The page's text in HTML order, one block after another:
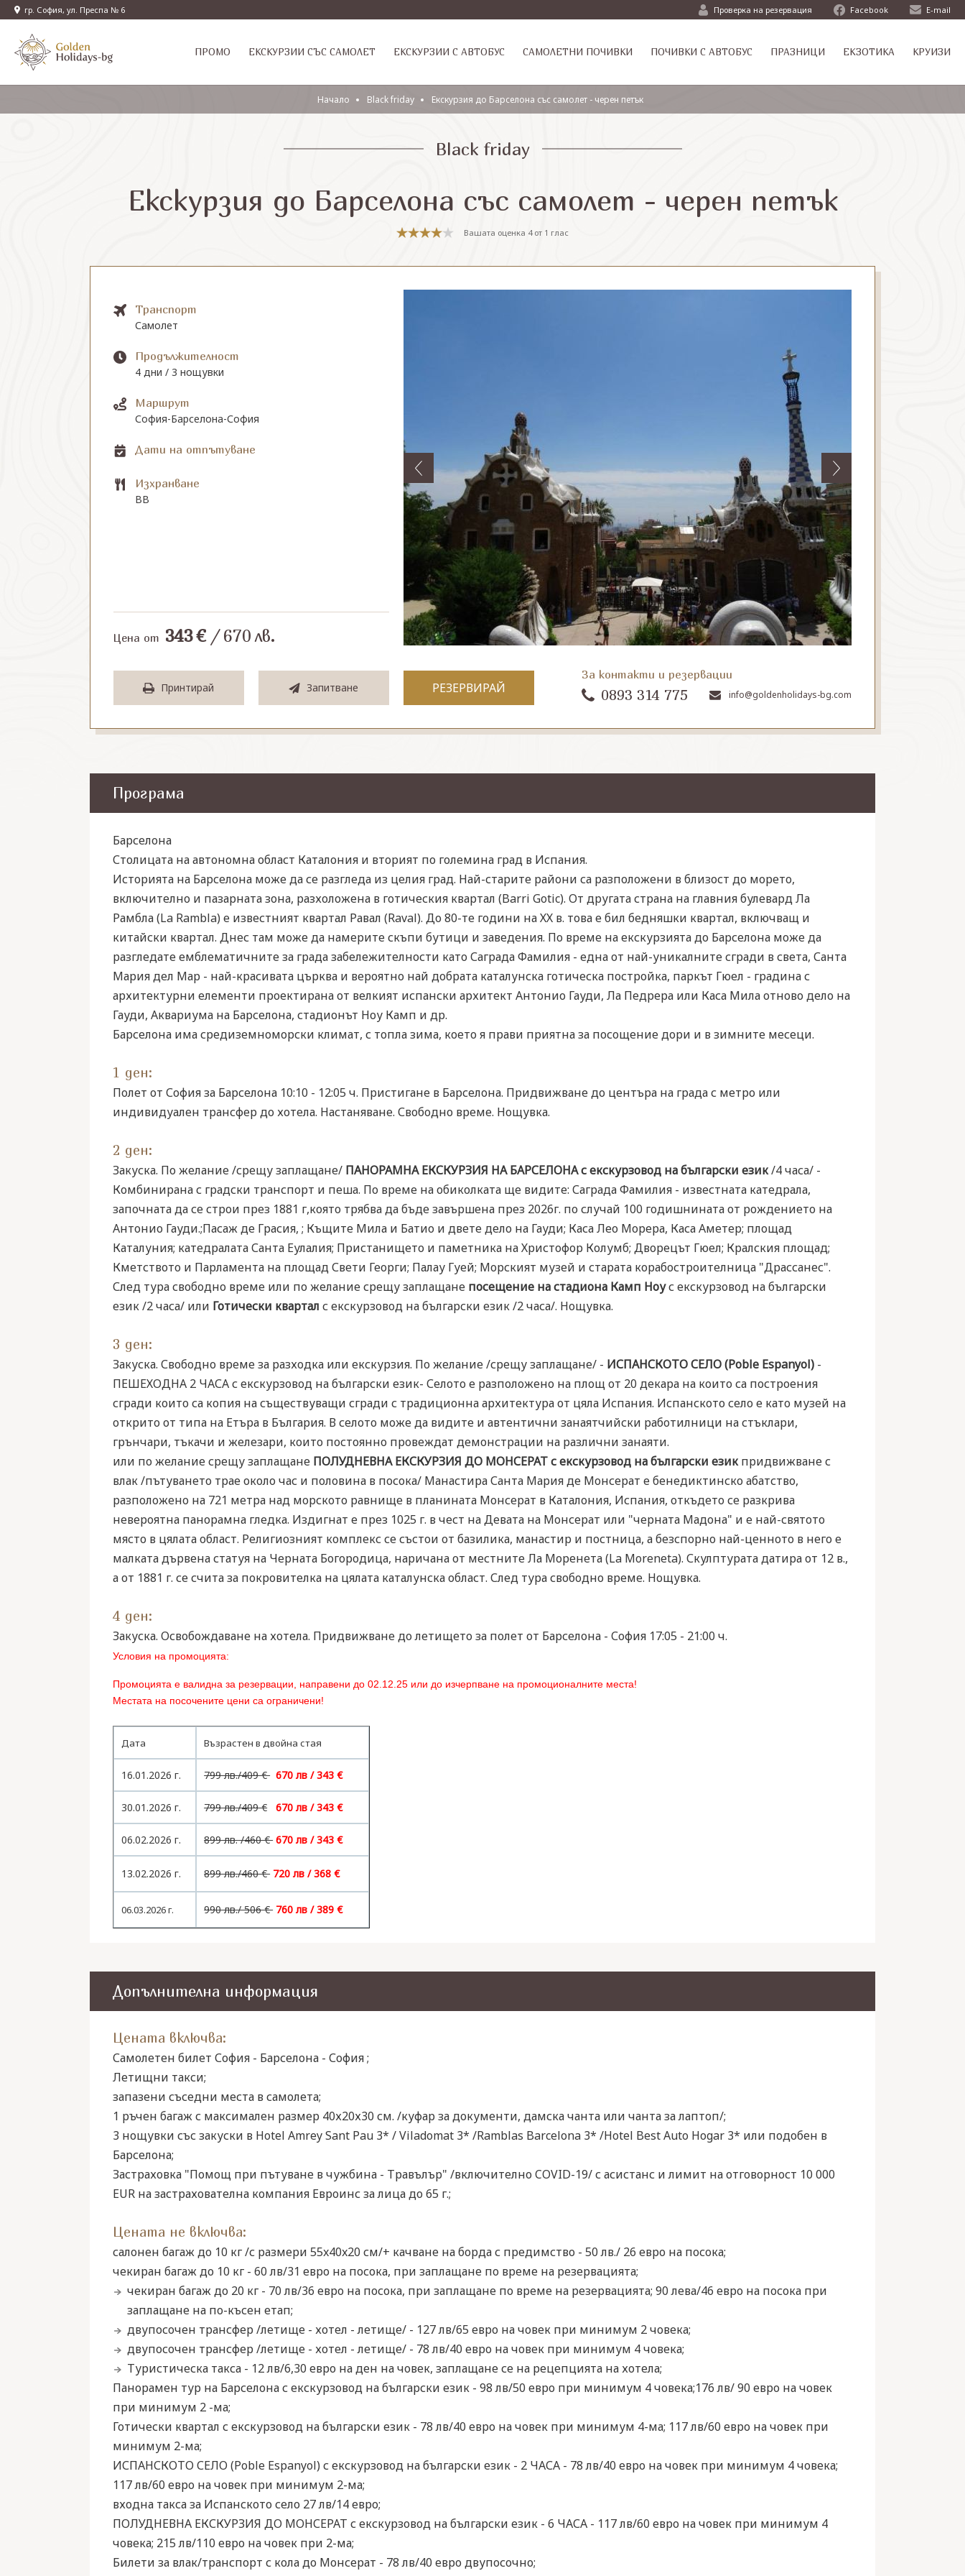
гр. София, ул. Преспа № 6 Проверка на резервация Facebook E-mail
ПРОМО EКСКУРЗИИ СЪС САМОЛЕТ ЕКСКУРЗИИ С АВТОБУС САМОЛЕТНИ ПОЧИВКИ ПОЧИВКИ С АВТОБУС ПРАЗНИЦИ ЕКЗОТИКА КРУИЗИ
Начало Black friday Екскурзия до Барселона със самолет - черен петък
Black friday
Екскурзия до Барселона със самолет - черен петък
Вашата оценка 4от 1 глас
Транспорт
Самолет
Продължителност
4 дни / 3 нощувки
Маршрут
София-Барселона-София
Дати на отпътуване
Изхранване
BB
Цена от 343€/670 лв.
Принтирай Запитване РЕЗЕРВИРАЙ
За контакти и резервации
0893 314 775 info@goldenholidays-bg.com
Програма
Барселона
Столицата на автономна област Каталония и вторият по големина град в Испания.
Историята на Барселона може да се разгледа из целия град. Най-старите райони са разположени в близост до морето,
включително и пазарната зона, разхоложена в готическия квартал (Barri Gotic). От другата страна на главния булевард Ла
Рамбла (La Rambla) е известният квартал Равал (Raval). До 80-те години на ХХ в. това е бил бедняшки квартал, включващ и
китайски квартал. Днес там може да намерите скъпи бутици и заведения. По време на екскурзията до Барселона може да
разгледате емблематичните за града забележителности като Саграда Фамилия - една от най-уникалните сгради в света, Санта
Мария дел Мар - най-красивата църква и вероятно най добрата каталунска готическа постройка, паркът Гюел - градина с
архитектурни елементи проектирана от велкият испански архитект Антонио Гауди, Ла Педрера или Каса Мила отново дело на
Гауди, Аквариума на Барселона, стадионът Ноу Камп и др.
Барселона има средиземноморски климат, с топла зима, което я прави приятна за посощение дори и в зимните месеци.
1 ден:
Полет от София за Барселона 10:10 - 12:05 ч. Пристигане в Барселона. Придвижване до центъра на града с метро или
индивидуален трансфер до хотела. Настаняване. Свободно време. Нощувка.
2 ден:
Закуска. По желание /срещу заплащане/ ПАНОРАМНА ЕКСКУРЗИЯ НА БАРСЕЛОНА с екскурзовод на български език/4 часа/ -
Комбинирана с градски транспорт и пеша. По време на обиколката ще видите: Саграда Фамилия - известната катедрала,
започната да се строи през 1881 г,която трябва да бъде завършена през 2026г. по случай 100 годишнината от рождението на
Антонио Гауди.;Пасаж де Грасия, ; Къщите Мила и Батио и двете дело на Гауди; Каса Лео Морера, Каса Аметер; площад
Каталуния; катедралата Санта Еулалия; Пристанището и паметника на Христофор Колумб; Дворецът Гюел; Кралския площад;
Кметството и Парламента на площад Свети Георги; Палау Гуей; Морският музей и старата корабостроителница "Драссанес".
След тура свободно време или по желание срещу заплащане посещение на стадиона Камп Ноус екскурзовод на български
език /2 часа/ или Готически квартал с екскурзовод на български език /2 часа/. Нощувка.
3 ден:
Закуска. Свободно време за разходка или екскурзия. По желание /срещу заплащане/ - ИСПАНСКОТО СЕЛО (Poble Espanyol) -
ПЕШЕХОДНА 2 ЧАСА с екскурзовод на български език- Селото е разположено на площ от 20 декара на които са построения
сгради които са копия на съществуващи сгради с традиционна архитектура от цяла Испания. Испанското село е като музей на
открито от типа на Етъра в България. В селото може да видите и автентични занаятчийски работилници на стъклари,
грънчари, тъкачи и железари, които постоянно провеждат демонстрации на различни занаяти.
или по желание срещу заплащане ПОЛУДНЕВНА ЕКСКУРЗИЯ ДО МОНСЕРАТ с екскурзовод на български езикпридвижване с
влак /пътуването трае около час и половина в посока/ Манастира Санта Мария де Монсерат е бенедиктинско абатство,
разположено на 721 метра над морското равнище в планината Монсерат в Каталония, Испания, откъдето се разкрива
невероятна панорамна гледка. Издигнат е през 1025 г. в чест на Девата на Монсерат или "черната Мадона" и е най-святото
място в цялата област. Религиозният комплекс се състои от базилика, манастир и постница, а безспорно най-ценното в него е
малката дървена статуя на Черната Богородица, наричана от местните Ла Моренета (La Moreneta). Скулптурата датира от 12 в.,
а от 1881 г. се счита за покровителка на цялата каталунска област. След тура свободно време. Нощувка.
4 ден:
Закуска. Освобождаване на хотела. Придвижване до летището за полет от Барселона - София 17:05 - 21:00 ч.
Условия на промоцията:
Промоцията е валидна за резервации, направени до02 .12.25или до изчерпване на промоционалните места!
Местата на посочените цени са ограничени!
Дата Възрастен в двойна стая
16.01.2026 г. 799 лв./409 € 670 лв / 343 €
30.01.2026 г. 799 лв./409 € 670 лв / 343 €
06.02.2026 г. 899 лв./460 € 670 лв / 343 €
13.02.2026 г. 899 лв./460 € 720 лв / 368 €
06.03.2026 г. 990 лв./ 506 € 760 лв / 389 €
Допълнителна информация
Цената включва:
Самолетен билет София - Барселона - София ;
Летищни такси;
запазени съседни места в самолета;
1 ръчен багаж с максимален размер 40х20х30 см. /куфар за документи, дамска чанта или чанта за лаптоп/;
3 нощувки със закуски в Hotel Amrey Sant Pau 3* / Viladomat 3* /Ramblas Barcelona 3* /Hotel Best Auto Hogar 3* или подобен в
Барселона;
Застраховка "Помощ при пътуване в чужбина - Травълър" /включително COVID-19/ с асистанс и лимит на отговорност 10 000
EUR на застрахователна компания Евроинс за лица до 65 г.;
Цената не включва:
салонен багаж до 10 кг /с размери 55x40x20 см/+ качване на борда с предимство - 50 лв./ 26 евро на посока;
чекиран багаж до 10 кг - 60 лв/31 евро на посока, при заплащане по време на резервацията;
чекиран багаж до 20 кг - 70 лв/36 евро на посока, при заплащане по време на резервацията; 90 лева/46 евро на посока при
заплащане на по-късен етап;
двупосочен трансфер /летище - хотел - летище/ - 127 лв/65 евро на човек при минимум 2 човека;
двупосочен трансфер /летище - хотел - летище/ - 78 лв/40 евро на човек при минимум 4 човека;
Туристическа такса - 12 лв/6,30 евро на ден на човек, заплащане се на рецепцията на хотела;
Панорамен тур на Барселона с екскурзовод на български език - 98 лв/50 евро при минимум 4 човека;176 лв/ 90 евро на човек
при минимум 2 -ма;
Готически квартал с екскурзовод на български език - 78 лв/40 евро на човек при минимум 4-ма; 117 лв/60 евро на човек при
минимум 2-ма;
ИСПАНСКОТО СЕЛО (Poble Espanyol) с екскурзовод на български език - 2 ЧАСА - 78 лв/40 евро на човек при минимум 4 човека;
117 лв/60 евро на човек при минимум 2-ма;
входна такса за Испанското село 27 лв/14 евро;
ПОЛУДНЕВНА ЕКСКУРЗИЯ ДО МОНСЕРАТ с екскурзовод на български език - 6 ЧАСА - 117 лв/60 евро на човек при минимум 4
човека; 215 лв/110 евро на човек при 2-ма;
Билети за влак/транспорт с кола до Монсерат - 78 лв/40 евро двупосочно;